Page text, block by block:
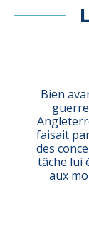
Bien
faisait
des
tâche lui
aux